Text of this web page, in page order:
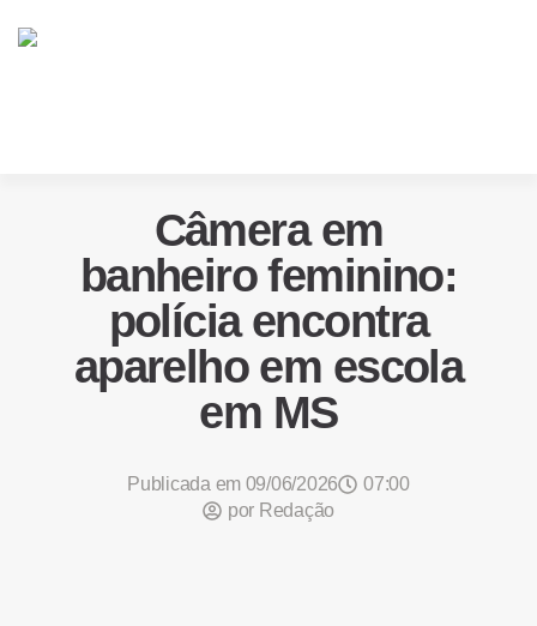
Câmera em
banheiro feminino:
polícia encontra
aparelho em escola
em MS
Publicada em 09/06/2026
07:00
por Redação